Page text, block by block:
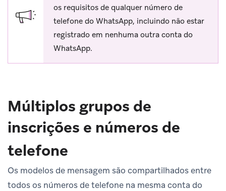
os requisitos de qualquer número de
telefone do WhatsApp, incluindo não estar
registrado em nenhuma outra conta do
WhatsApp.
Múltiplos grupos de
inscrições e números de
telefone
Os modelos de mensagem são compartilhados entre
todos os números de telefone na mesma conta do